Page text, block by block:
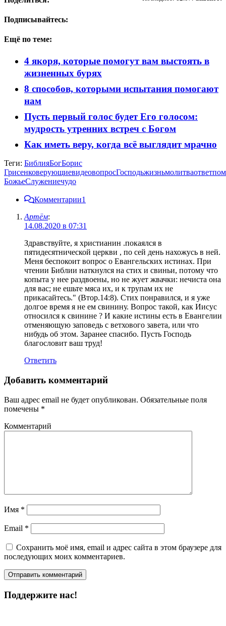
Подписывайтесь:
Ещё по теме:
4 якоря, которые помогут вам выстоять в
жизненных бурях
8 способов, которыми испытания помогают
нам
Пусть первый голос будет Его голосом:
мудрость утренних встреч с Богом
Как иметь веру, когда всё выглядит мрачно
Теги: БиблияБогБорис
ГрисенковерующиевидеовопросГосподьжизньмолитваответ
БожьеСлужениечудо
Комментарии1
Артём:
14.08.2020 в 07:31
Здравствуйте, я христианин .покаялся в
пятидесятнической церкви , по сей день нахожусь в ней.
Меня беспокоит вопрос о Евангельских истинах. При
чтении Библии наткнулся на стих и свиньи, потому что
копыта у нее раздвоены, но не жует жвачки: нечиста она
для вас; не ешьте мяса их, и к трупам их не
прикасайтесь." (Втор.14:8). Стих понравился, и я уже
долгое время я не ем свинину. Вопрос такой, как Иисус
относился к свинине ? И какие истины есть в Евангелии
отменяющую заповедь с ветхового завета, или что
нибудь об этом. Заранее спасибо. Пусть Господь
благословит ваш труд!
Ответить
Добавить комментарий
Ваш адрес email не будет опубликован. Обязательные поля
помечены *
Комментарий
Имя *
Email *
Сохранить моё имя, email и адрес сайта в этом браузере для
последующих моих комментариев.
Поддержите нас!